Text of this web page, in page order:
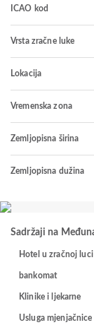
ICAO kod
Vrsta zračne luke
Lokacija
Vremenska zona
Zemljopisna širina
Zemljopisna dužina
Sadržaji na
Hotel u zračnoj luci
bankomat
Klinike i ljekarne
Usluga mjenjačnice